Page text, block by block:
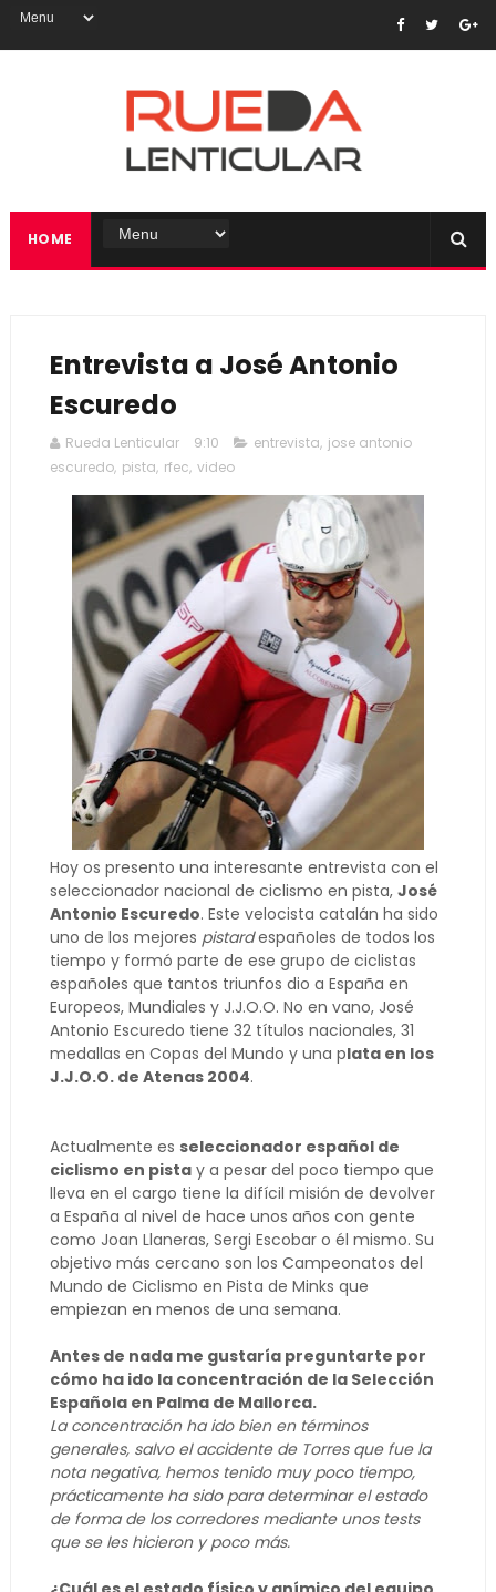
HOME
Entrevista a José Antonio
Escuredo
Rueda Lenticular 9:10 entrevista, jose antonio
escuredo, pista, rfec, video
Hoy os presento una interesante entrevista con el
seleccionador nacional de ciclismo en pista, José
Antonio Escuredo. Este velocista catalán ha sido
uno de los mejores pistardespañoles de todos los
tiempo y formó parte de ese grupo de ciclistas
españoles que tantos triunfos dio a España en
Europeos, Mundiales y J.J.O.O. No en vano, José
Antonio Escuredo tiene 32 títulos nacionales, 31
medallas en Copas del Mundo y una plata en los
J.J.O.O. de Atenas 2004.
Actualmente es seleccionador español de
ciclismo en pistay a pesar del poco tiempo que
lleva en el cargo tiene la difícil misión de devolver
a España al nivel de hace unos años con gente
como Joan Llaneras, Sergi Escobar o él mismo. Su
objetivo más cercano son los Campeonatos del
Mundo de Ciclismo en Pista de Minks que
empiezan en menos de una semana.
Antes de nada me gustaría preguntarte por
cómo ha ido la concentración de la Selección
Española en Palma de Mallorca.
La concentración ha ido bien en términos
generales, salvo el accidente de Torres que fue la
nota negativa, hemos tenido muy poco tiempo,
prácticamente ha sido para determinar el estado
de forma de los corredores mediante unos tests
que se les hicieron y poco más.